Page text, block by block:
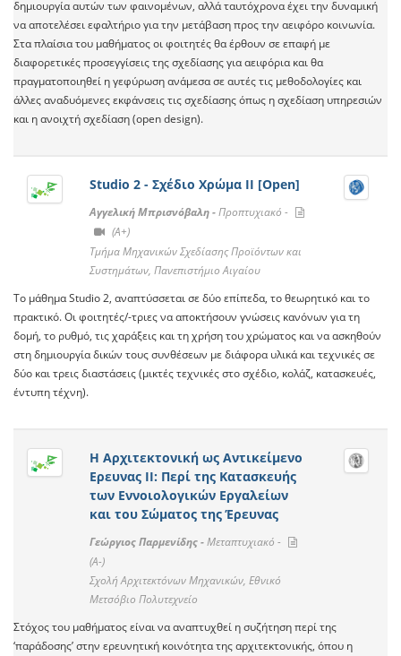
δημιουργία αυτών των φαινομένων, αλλά ταυτόχρονα έχει την δυναμική
να αποτελέσει εφαλτήριο για την μετάβαση προς την αειφόρο κοινωνία.
Στα πλαίσια του μαθήματος οι φοιτητές θα έρθουν σε επαφή με
διαφορετικές προσεγγίσεις της σχεδίασης για αειφόρια και θα
πραγματοποιηθεί η γεφύρωση ανάμεσα σε αυτές τις μεθοδολογίες και
άλλες αναδυόμενες εκφάνσεις τις σχεδίασης όπως η σχεδίαση υπηρεσιών
και η ανοιχτή σχεδίαση (open design).
Studio 2 - Σχέδιο Χρώμα ΙΙ [Open]
Αγγελική Μπρισνόβαλη -Προπτυχιακό -
(A+)
Τμήμα Μηχανικών Σχεδίασης Προϊόντων και
Συστημάτων, Πανεπιστήμιο Αιγαίου
Το μάθημα Studio 2, αναπτύσσεται σε δύο επίπεδα, το θεωρητικό και το
πρακτικό. Oι φοιτητές/-τριες να αποκτήσουν γνώσεις κανόνων για τη
δομή, το ρυθμό, τις χαράξεις και τη χρήση του χρώματος και να ασκηθούν
στη δημιουργία δικών τους συνθέσεων με διάφορα υλικά και τεχνικές σε
δύο και τρεις διαστάσεις (μικτές τεχνικές στο σχέδιο, κολάζ, κατασκευές,
έντυπη τέχνη).
Η Αρχιτεκτονική ως Αντικείμενο
Ερευνας ΙΙ: Περί της Κατασκευής
των Εννοιολογικών Εργαλείων
και του Σώματος της Έρευνας
Γεώργιος Παρμενίδης -Μεταπτυχιακό -
(A-)
Σχολή Αρχιτεκτόνων Μηχανικών, Εθνικό
Μετσόβιο Πολυτεχνείο
Στόχος του μαθήματος είναι να αναπτυχθεί η συζήτηση περί της
‘παράδοσης’ στην ερευνητική κοινότητα της αρχιτεκτονικής, όπου η